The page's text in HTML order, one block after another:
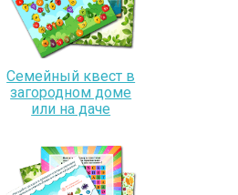
Семейный квест в
загородном доме
или на даче